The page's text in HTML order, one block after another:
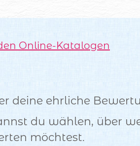
Online-Katalogen
deine ehrliche
du wählen, über
möchtest.